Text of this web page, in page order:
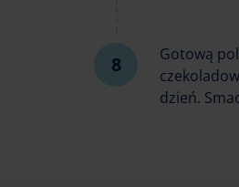
Gotową
dzień.